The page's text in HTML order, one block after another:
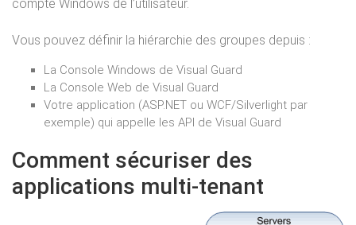
compte Windows de l’utilisateur.
Vous pouvez définir la hiérarchie des groupes depuis :
La Console Windows de Visual Guard
La Console Web de Visual Guard
Votre application (ASP.NET ou WCF/Silverlight par
exemple) qui appelle les API de Visual Guard
Comment sécuriser des
applications multi-tenant